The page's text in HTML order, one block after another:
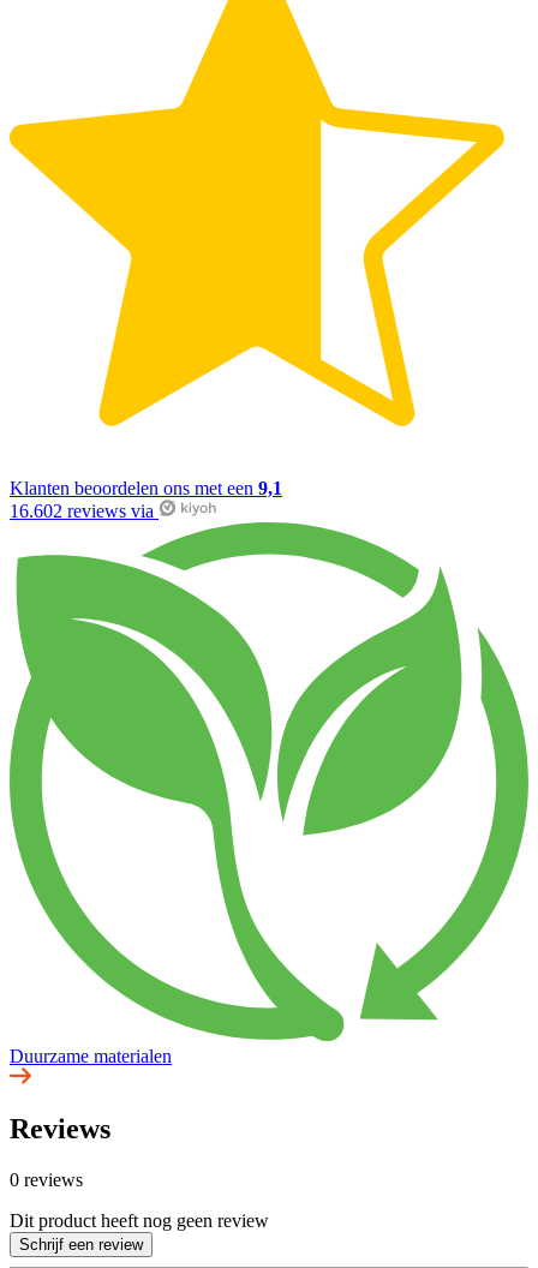
Klanten beoordelen ons met een 9,1
16.602 reviews via
Duurzame materialen
Reviews
0 reviews
Dit product heeft nog geen review
Schrijf een review